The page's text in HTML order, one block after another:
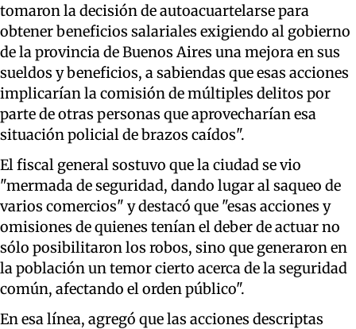
tomaron la decisión de autoacuartelarse para
obtener beneficios salariales exigiendo al gobierno
de la provincia de Buenos Aires una mejora en sus
sueldos y beneficios, a sabiendas que esas acciones
implicarían la comisión de múltiples delitos por
parte de otras personas que aprovecharían esa
situación policial de brazos caídos".
El fiscal general sostuvo que la ciudad se vio
"mermada de seguridad, dando lugar al saqueo de
varios comercios" y destacó que "esas acciones y
omisiones de quienes tenían el deber de actuar no
sólo posibilitaron los robos, sino que generaron en
la población un temor cierto acerca de la seguridad
común, afectando el orden público".
En esa línea, agregó que las acciones descriptas